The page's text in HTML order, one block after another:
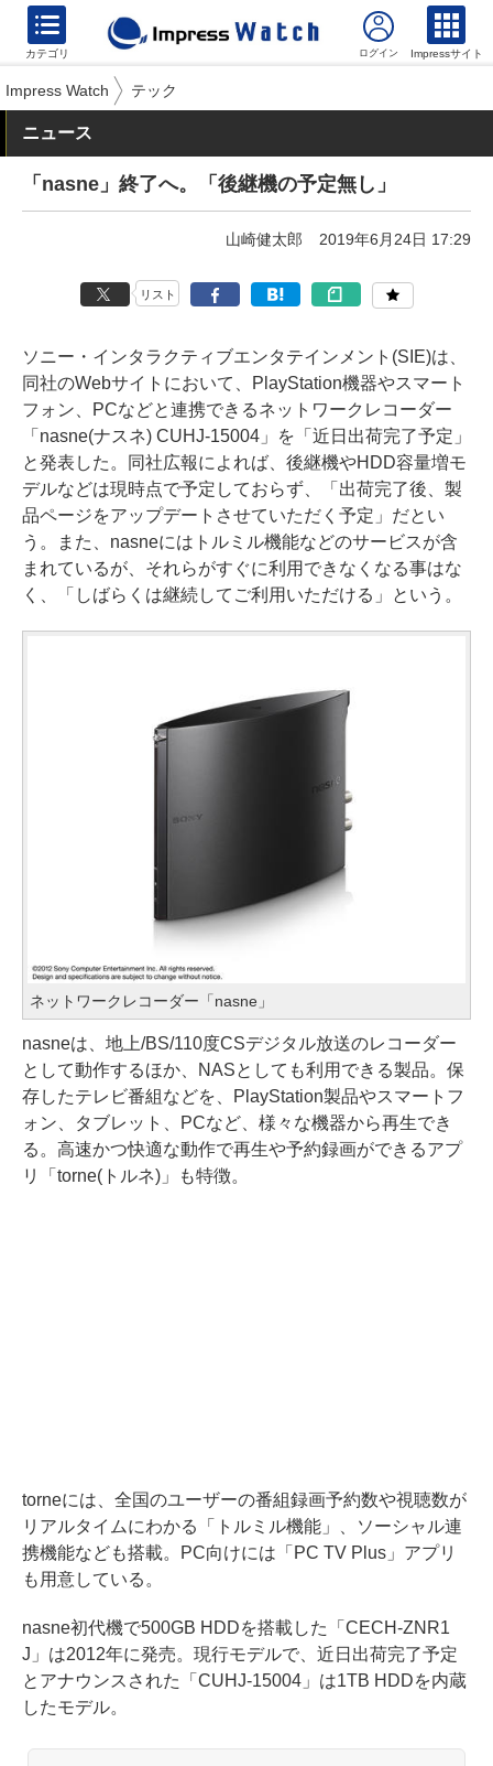
カテゴリ Impressサイト
Impress Watch テック
ニュース
「nasne」終了へ。「後継機の予定無し」
山崎健太郎 2019年6月24日 17:29
リスト
ソニー・インタラクティブエンタテインメント(SIE)は、
同社のWebサイトにおいて、PlayStation機器やスマート
フォン、PCなどと連携できるネットワークレコーダー
「nasne(ナスネ) CUHJ-15004」を「近日出荷完了予定」
と発表した。同社広報によれば、後継機やHDD容量増モ
デルなどは現時点で予定しておらず、「出荷完了後、製
品ページをアップデートさせていただく予定」だとい
う。また、nasneにはトルミル機能などのサービスが含
まれているが、それらがすぐに利用できなくなる事はな
く、「しばらくは継続してご利用いただける」という。
ネットワークレコーダー「nasne」
nasneは、地上/BS/110度CSデジタル放送のレコーダー
として動作するほか、NASとしても利用できる製品。保
存したテレビ番組などを、PlayStation製品やスマートフ
ォン、タブレット、PCなど、様々な機器から再生でき
る。高速かつ快適な動作で再生や予約録画ができるアプ
リ「torne(トルネ)」も特徴。
torneには、全国のユーザーの番組録画予約数や視聴数が
リアルタイムにわかる「トルミル機能」、ソーシャル連
携機能なども搭載。PC向けには「PC TV Plus」アプリ
も用意している。
nasne初代機で500GB HDDを搭載した「CECH-ZNR1
J」は2012年に発売。現行モデルで、近日出荷完了予定
とアナウンスされた「CUHJ-15004」は1TB HDDを内蔵
したモデル。